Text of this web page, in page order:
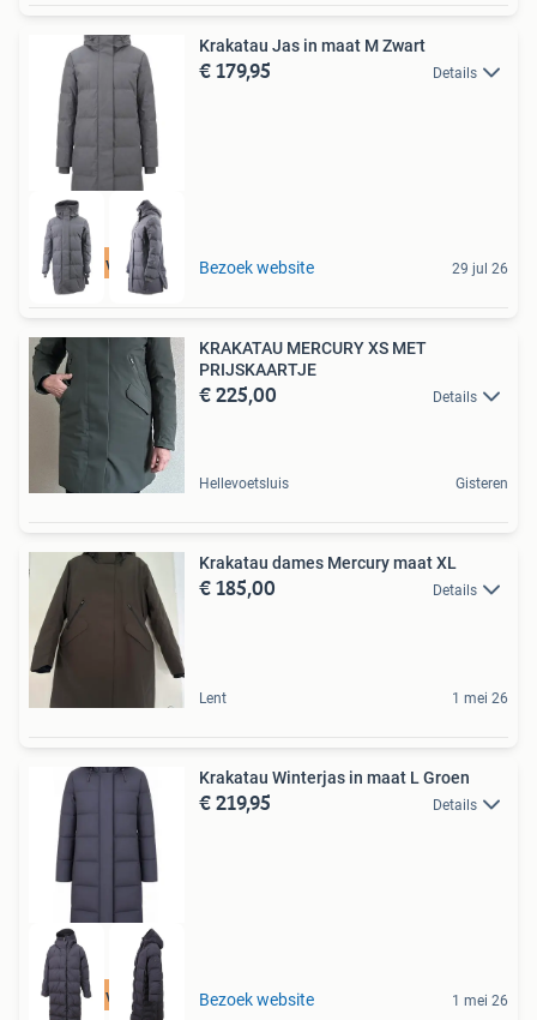
Tot 75% voordeel
Krakatau Jas in maat M Zwart
€ 179,95 Details
Bezoek website 29 jul 26
KRAKATAU MERCURY XS MET
PRIJSKAARTJE
€ 225,00 Details
Hellevoetsluis Gisteren
Krakatau dames Mercury maat XL
€ 185,00 Details
Lent 1 mei 26
Tot 75% voordeel
Krakatau Winterjas in maat L Groen
€ 219,95 Details
Bezoek website 1 mei 26